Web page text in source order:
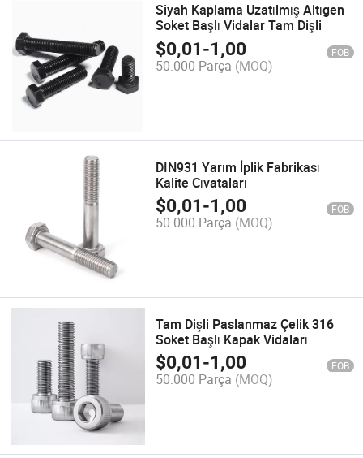
Siyah Kaplama Uzatılmış Altıgen
Soket Başlı Vidalar Tam Dişli
$0,01-1,00 FOB
50.000 Parça (MOQ)
DIN931 Yarım İplik Fabrikası
Kalite Cıvataları
$0,01-1,00 FOB
50.000 Parça (MOQ)
Tam Dişli Paslanmaz Çelik 316
Soket Başlı Kapak Vidaları
$0,01-1,00 FOB
50.000 Parça (MOQ)